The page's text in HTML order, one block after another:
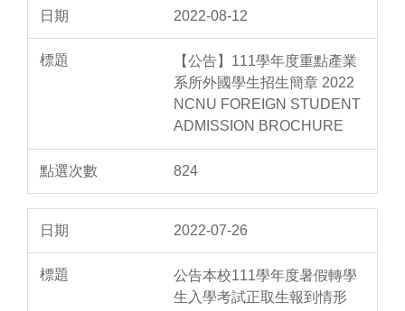
2022-08-12
【公告】111學年度重點產業
系所外國學生招生簡章 2022
NCNU FOREIGN STUDENT
ADMISSION BROCHURE
824
2022-07-26
公告本校111學年度暑假轉學
生入學考試正取生報到情形